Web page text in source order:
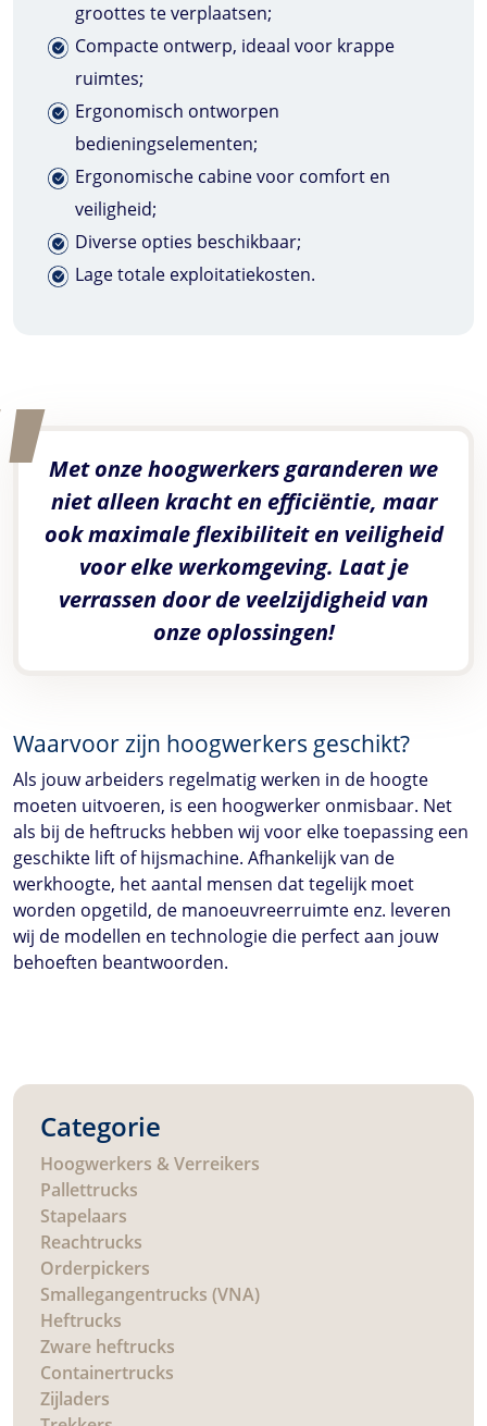
groottes te verplaatsen;
Compacte ontwerp, ideaal voor krappe
ruimtes;
Ergonomisch ontworpen
bedieningselementen;
Ergonomische cabine voor comfort en
veiligheid;
Diverse opties beschikbaar;
Lage totale exploitatiekosten.
Met onze hoogwerkers garanderen we
niet alleen kracht en efficiëntie, maar
ook maximale flexibiliteit en veiligheid
voor elke werkomgeving. Laat je
verrassen door de veelzijdigheid van
onze oplossingen!
Waarvoor zijn hoogwerkers geschikt?
Als jouw arbeiders regelmatig werken in de hoogte
moeten uitvoeren, is een hoogwerker onmisbaar. Net
als bij de heftrucks hebben wij voor elke toepassing een
geschikte lift of hijsmachine. Afhankelijk van de
werkhoogte, het aantal mensen dat tegelijk moet
worden opgetild, de manoeuvreerruimte enz. leveren
wij de modellen en technologie die perfect aan jouw
behoeften beantwoorden.
Categorie
Hoogwerkers & Verreikers
Pallettrucks
Stapelaars
Reachtrucks
Orderpickers
Smallegangentrucks (VNA)
Heftrucks
Zware heftrucks
Containertrucks
Zijladers